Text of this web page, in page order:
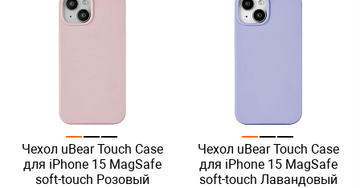
Чехол uBear Touch Case
для iPhone 15 MagSafe
soft-touch Розовый
Чехол uBear Touch Case
для iPhone 15 MagSafe
soft-touch Лавандовый